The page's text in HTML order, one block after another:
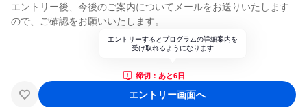
エントリー後、今後のご案内についてメールをお送りいたします
ので、ご確認をお願いいたします。
エントリーするとプログラムの詳細案内を
受け取れるようになります
締切：あと6日
エントリー画面へ